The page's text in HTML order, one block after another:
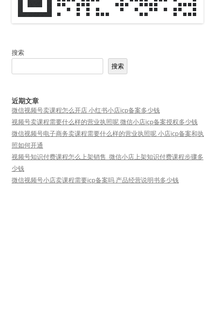
搜索
搜索
近期文章
微信视频号卖课程怎么开店 小红书小店icp备案多少钱
视频号卖课程需要什么样的营业执照呢 微信小店icp备案授权多少钱
微信视频号电子商务卖课程需要什么样的营业执照呢 小店icp备案和执
照如何开通
视频号知识付费课程怎么上架销售_微信小店上架知识付费课程步骤多
少钱
微信视频号小店卖课程需要icp备案吗 产品经营说明书多少钱